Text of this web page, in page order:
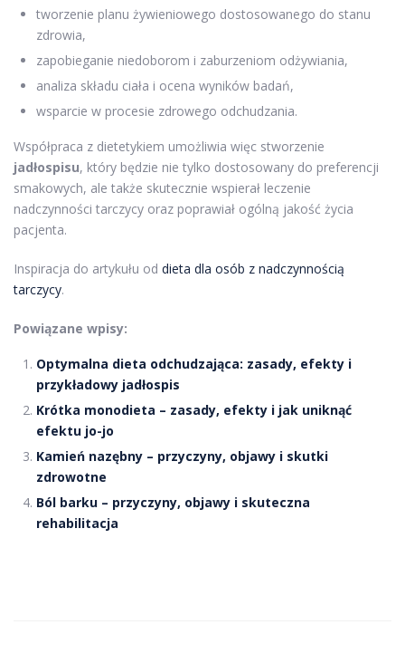
tworzenie planu żywieniowego dostosowanego do stanu
zdrowia,
zapobieganie niedoborom i zaburzeniom odżywiania,
analiza składu ciała i ocena wyników badań,
wsparcie w procesie zdrowego odchudzania.
Współpraca z dietetykiem umożliwia więc stworzenie
jadłospisu, który będzie nie tylko dostosowany do preferencji
smakowych, ale także skutecznie wspierał leczenie
nadczynności tarczycy oraz poprawiał ogólną jakość życia
pacjenta.
Inspiracja do artykułu od dieta dla osób z nadczynnością
tarczycy.
Powiązane wpisy:
Optymalna dieta odchudzająca: zasady, efekty i
przykładowy jadłospis
Krótka monodieta – zasady, efekty i jak uniknąć
efektu jo-jo
Kamień nazębny – przyczyny, objawy i skutki
zdrowotne
Ból barku – przyczyny, objawy i skuteczna
rehabilitacja